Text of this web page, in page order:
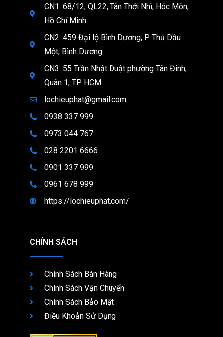
CN1: 68/12, QL22, Tân Thới Nhì, Hóc Môn,
Hồ Chí Minh
CN2: 459 Đại lộ Bình Dương, P. Thủ Dầu
Một, Bình Dương
CN3: 55 Trần Nhật Duật phường Tân Đinh,
Quân 1, TP. HCM
lochieuphat@gmail.com
0938 337 999
0973 044 767
028 2201 6666
0901 337 999
0961 678 999
https://lochieuphat.com/
CHÍNH SÁCH
Chính Sách Bán Hàng
Chính Sách Vận Chuyển
Chính Sách Bảo Mật
Điều Khoản Sử Dụng